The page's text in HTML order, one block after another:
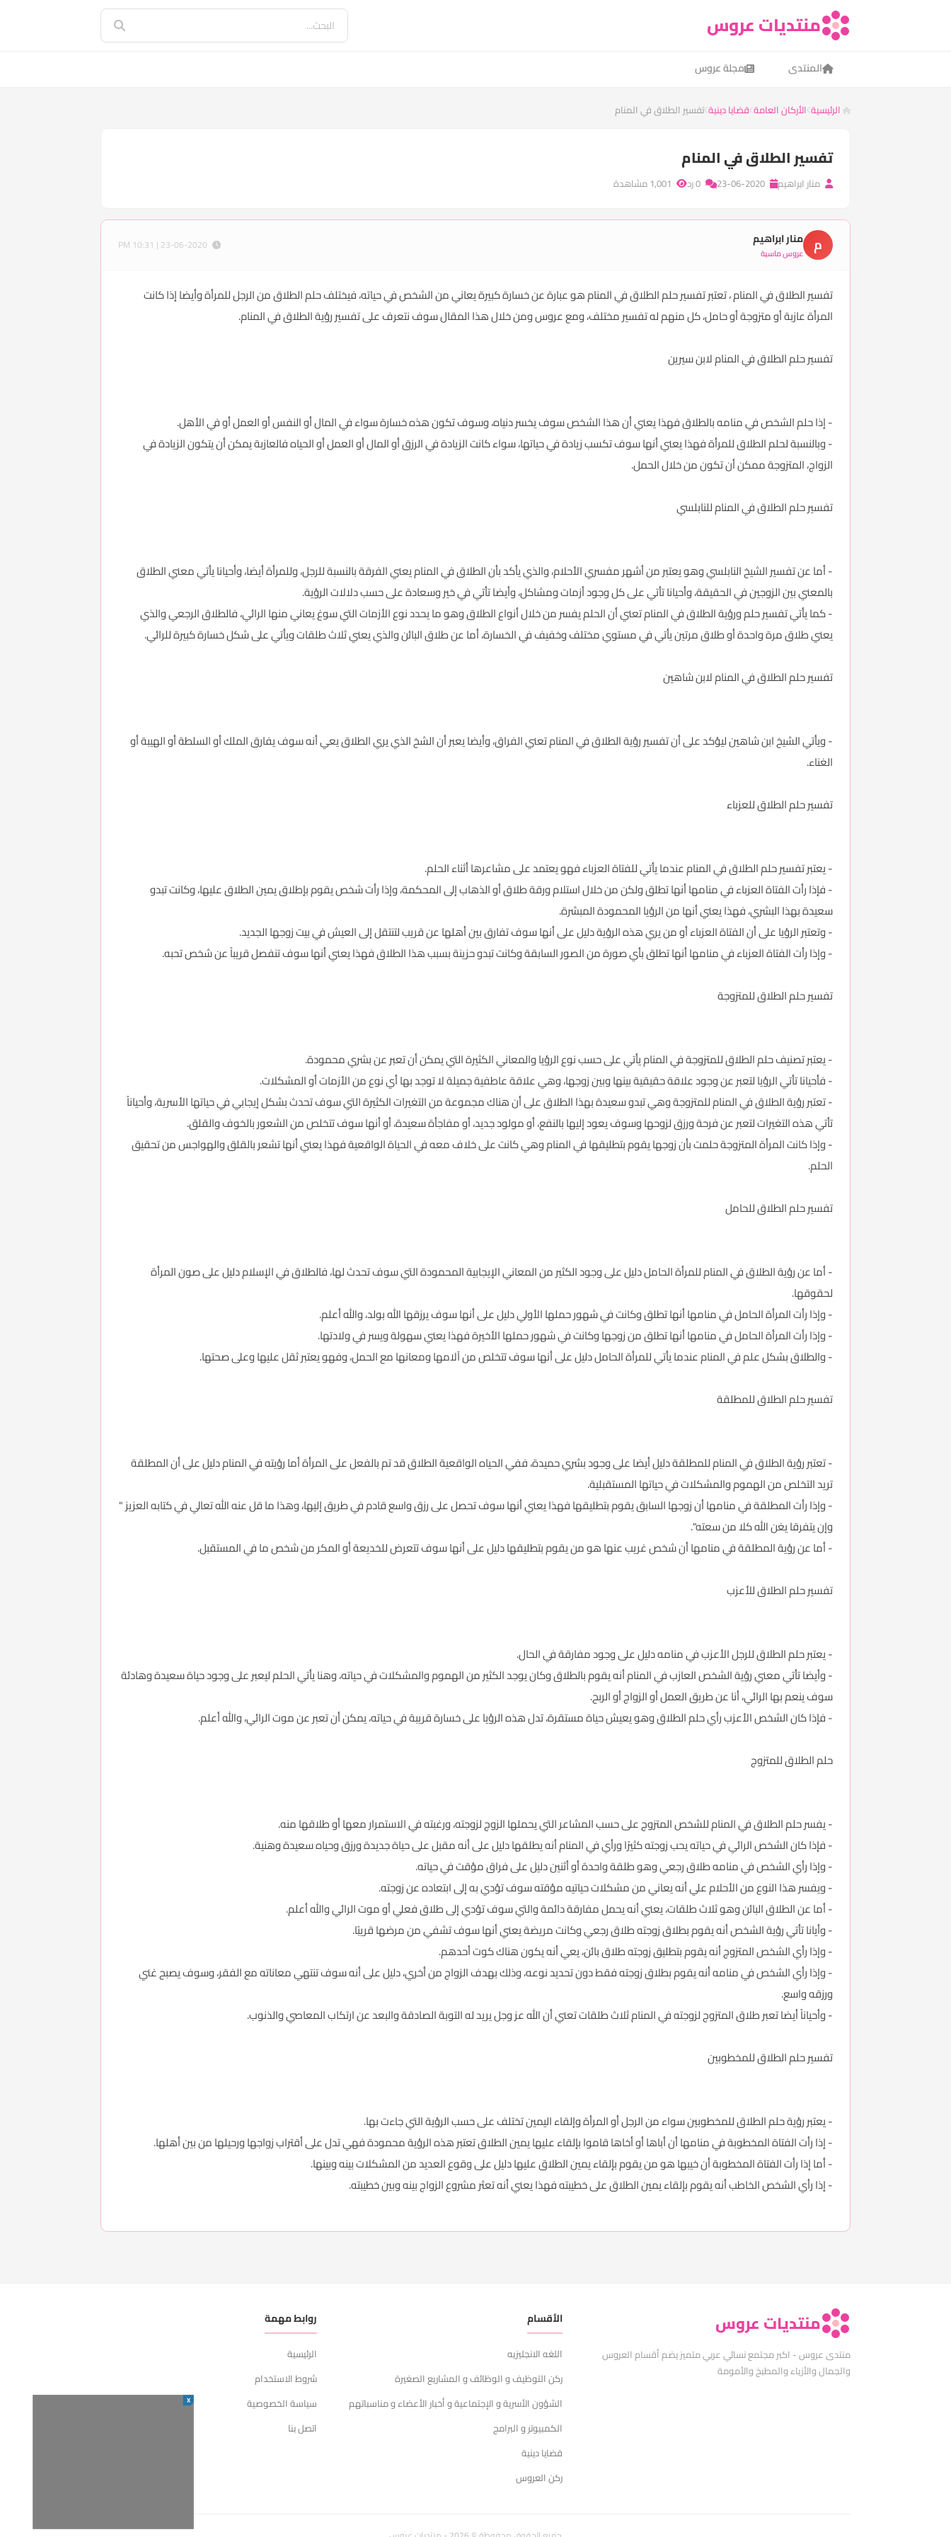
منتديات عروس
المنتدى مجلة عروس
الرئيسية الأركان العامة قضايا دينية تفسير الطلاق في المنام
تفسير الطلاق في المنام
منار ابراهيم
م منار ابراهيم
عروس ماسية
تفسير الطلاق في المنام ، تعتبر تفسير حلم الطلاق في المنام هو عبارة عن خسارة كبيرة يعاني من الشخص في حياته، فيختلف حلم الطلاق من الرجل للمرأة وأيضا إذا كانت
المرأة عازبة أو متزوجة أو حامل، كل منهم له تفسير مختلف، ومع عروس ومن خلال هذا المقال سوف نتعرف على تفسير رؤية الطلاق في المنام.
تفسير حلم الطلاق في المنام لابن سيرين
- إذا حلم الشخص في منامه بالطلاق فهذا يعني أن هذا الشخص سوف يخسر دنياه، وسوف تكون هذه خسارة سواء في المال أو النفس أو العمل أو في الأهل.
- وبالنسبة لحلم الطلاق للمرأة فهذا يعني أنها سوف تكسب زيادة في حياتها، سواء كانت الزيادة في الرزق أو المال أو العمل أو الحياه فالعازبة يمكن أن يتكون الزيادة في
الزواج، المتزوجة ممكن أن تكون من خلال الحمل.
تفسير حلم الطلاق في المنام للنابلسي
- أما عن تفسير الشيخ النابلسي وهو يعتبر من أشهر مفسري الأحلام، والذي يأكد بأن الطلاق في المنام يعني الفرقة بالنسبة للرجل، وللمرأة أيضا، وأحيانا يأتي معني الطلاق
بالمعني بين الزوجين في الحقيقة، وأحيانا تأتي على كل وجود أزمات ومشاكل، وأيضا تأتي في خير وسعادة على حسب دلالات الرؤية.
- كما يأتي تفسير حلم ورؤية الطلاق في المنام تعني أن الحلم يفسر من خلال أنواع الطلاق وهو ما يحدد نوع الأزمات التي سوغ يعاني منها الرائي، فالطلاق الرجعي والذي
يعني طلاق مرة واحدة أو طلاق مرتين يأتي في مستوي مختلف وخفيف في الخسارة، أما عن طلاق البائن والذي يعني ثلاث طلقات ويأتي على شكل خسارة كبيرة للرائي.
تفسير حلم الطلاق في المنام لابن شاهين
- ويأتي الشيخ ابن شاهين ليؤكد على أن تفسير رؤية الطلاق في المنام تعني الفراق، وأيضا يعبر أن الشخ الذي يري الطلاق يعي أنه سوف يفارق الملك أو السلطة أو الهيبة أو
الغناء.
تفسير حلم الطلاق للعزباء
- يعتبر تفسير حلم الطلاق في المنام عندما يأتي للفتاة العزباء فهو يعتمد على مشاعرها أثناء الحلم.
- فإذا رأت الفتاة العزباء في منامها أنها تطلق ولكن من خلال استلام ورقة طلاق أو الذهاب إلى المحكمة، وإذا رأت شخص يقوم بإطلاق يمين الطلاق عليها، وكانت تبدو
سعيدة بهذا البشري، فهذا يعني أنها من الرؤيا المحمودة المبشرة.
- وتعتبر الرؤيا على أن الفتاة العزباء أو من يري هذه الرؤية دليل على أنها سوف تفارق بين أهلها عن قريب لتنتقل إلى العيش في بيت زوجها الجديد.
- وإذا رأت الفتاة العزباء في منامها أنها تطلق بأي صورة من الصور السابقة وكانت تبدو حزينة بسبب هذا الطلاق فهذا يعني أنها سوف تنفصل قريباً عن شخص تحبه.
تفسير حلم الطلاق للمتزوجة
- يعتبر تصنيف حلم الطلاق للمتزوجة في المنام يأتي على حسب نوع الرؤيا والمعاني الكثيرة التي يمكن أن تعبر عن بشري محمودة.
- فأحيانا تأتي الرؤيا لتعبر عن وجود علاقة حقيقية بينها وبين زوجها، وهي علاقة عاطفية جميلة لا توجد بها أي نوع من الأزمات أو المشكلات.
- تعتبر رؤية الطلاق في المنام للمتزوجة وهي تبدو سعيدة بهذا الطلاق على أن هناك مجموعة من التغيرات الكثيرة التي سوف تحدث بشكل إيجابي في حياتها الأسرية، وأحياناً
تأتي هذه التغيرات لتعبر عن فرحة ورزق لزوحها وسوف يعود إليها بالنفع، أو مولود جديد، أو مفاجأة سعيدة، أو أنها سوف تتخلص من الشعور بالخوف والقلق.
- وإذا كانت المرأة المتزوجة حلمت بأن زوجها يقوم بتطليقها في المنام وهي كانت على خلاف معه في الحياة الواقعية فهذا يعني أنها تشعر بالقلق والهواجس من تحقيق
الحلم.
تفسير حلم الطلاق للحامل
- أما عن رؤية الطلاق في المنام للمرأة الحامل دليل على وجود الكثير من المعاني الإيجابية المحمودة التي سوف تحدث لها، فالطلاق في الإسلام دليل على صون المرأة
لحقوقها.
- وإذا رأت المرأة الحامل في منامها أنها تطلق وكانت في شهور حملها الأولي دليل على أنها سوف يرزقها الله بولد، والله أعلم.
- وإذا رأت المرأة الحامل في منامها أنها تطلق من زوجها وكانت في شهور حملها الأخيرة فهذا يعني سهولة ويسر في ولادتها.
- والطلاق بشكل علم في المنام عندما يأتي للمرأة الحامل دليل على أنها سوف تتخلص من آلامها ومعانها مع الحمل، وفهو يعتبر ثقل عليها وعلى صحتها.
تفسير حلم الطلاق للمطلقة
- تعتبر رؤية الطلاق في المنام للمطلقة دليل أيضا على وجود بشري حميدة، ففي الحياه الواقعية الطلاق قد تم بالفعل على المرأة أما رؤيته في المنام دليل على أن المطلقة
تريد التخلص من الهموم والمشكلات في حياتها المستقبلية.
- وإذا رأت المطلقة في منامها أن زوجها السابق يقوم بتطليقها فهذا يعني أنها سوف تحصل على رزق واسع قادم في طريق إليها، وهذا ما قل عنه الله تعالي في كتابه العزيز "
وإن يتفرقا يغن الله كلا من سعته".
- أما عن رؤية المطلقة في منامها أن شخص غريب عنها هو من يقوم بتطليقها دليل على أنها سوف تتعرض للخديعة أو المكر من شخص ما في المستقبل.
تفسير حلم الطلاق للأعزب
- يعتبر حلم الطلاق للرجل الأعزب في منامه دليل على وجود مفارقة في الحال.
- وأيضا تأتي معني رؤية الشخص العازب في المنام أنه يقوم بالطلاق وكان يوجد الكثير من الهموم والمشكلات في حياته، وهنا يأتي الحلم ليعبر على وجود حياة سعيدة وهادئة
سوف ينعم بها الرائي، أنا عن طريق العمل أو الزواج أو الربح.
- فإذا كان الشخص الأعزب رأي حلم الطلاق وهو يعيش حياة مستقرة، تدل هذه الرؤيا على خسارة قريبة في حياته، يمكن أن تعبر عن موت الرائي، والله أعلم.
حلم الطلاق للمتزوج
- يفسر حلم الطلاق في المنام للشخص المتزوج على حسب المشاعر التي يحملها الزوج لزوجته، ورغبته في الاستمرار معها أو طلاقها منه.
- فإذا كان الشخص الرائي في حياته يحب زوجته كثيرًا ورأي في المنام أنه يطلقها دليل على أنه مقبل على حياة جديدة ورزق وحياه سعيدة وهنية.
- وإذا رأي الشخص في منامه طلاق رجعي وهو طلقة واحدة أو أثنين دليل على فراق مؤقت في حياته.
- ويفسر هذا النوع من الأحلام علي أنه يعاني من مشكلات حياتيه مؤقته سوف تؤدي به إلى ابتعاده عن زوجته.
- أما عن الطلاق البائن وهو ثلاث طلقات، يعني أنه يحمل مفارقة دائمة والتي سوف تؤدي إلى طلاق فعلي أو موت الرائي والله أعلم.
- وأيانا تأتي رؤية الشخص أنه يقوم بطلاق زوجته طلاق رجعي وكانت مريضة يعني أنها سوف تشفي من مرضها قريبًا.
- وإذا رأي الشخص المتزوج أنه يقوم بتطليق زوجته طلاق بائن، يعي أنه يكون هناك كوت أحدهم.
- وإذا رأي الشخص في منامه أنه يقوم بطلاق زوجته فقط دون تحديد نوعه، وذلك بهدف الزواج من أخري، دليل على أنه سوف تنتهي معاناته مع الفقر، وسوف يصبح غني
ورزقه واسع.
- وأحياناً أيضا تعبر طلاق المتزوج لزوجته في المنام ثلاث طلقات تعني أن الله عز وجل يريد له التوبة الصادقة والبعد عن ارتكاب المعاصي والذنوب.
تفسير حلم الطلاق للمخطوبين
- يعتبر رؤية حلم الطلاق للمخطوبين سواء من الرجل أو المرأة وإلقاء اليمين تختلف على حسب الرؤية التي جاءت بها.
- إذا رأت الفتاة المخطوبة في منامها أن أباها أو أخاها قاموا بإلقاء عليها يمين الطلاق تعتبر هذه الرؤية محمودة فهي تدل على أقتراب زواجها ورحيلها من بين أهلها.
- أما إذا رأت الفتاة المخطوبة أن خيبها هو من يقوم بإلقاء يمين الطلاق عليها دليل على وقوع العديد من المشكلات بينه وبينها.
- إذا رأي الشخص الخاطب أنه يقوم بإلقاء يمين الطلاق على خطيبته فهذا يعني أنه تعثر مشروع الزواج بينه وبين خطيبته.
منتديات عروس
منتدى عروس - اكبر مجتمع نسائي عربي متميز يضم أقسام العروس
والجمال والأزياء والمطبخ والأمومة
الأقسام
اللغه الانجليزيه
ركن التوظيف و الوظائف و المشاريع الصغيرة
الشؤون الأسرية و الإجتماعية و أخبار الأعضاء و مناسباتهم
الكمبيوتر و البرامج
قضايا دينية
ركن العروس
روابط مهمة
الرئيسية
شروط الاستخدام
سياسة الخصوصية
اتصل بنا
X